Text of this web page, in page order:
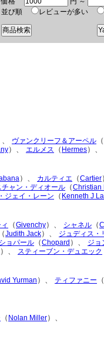
並び順
レビューが多い
ヴァンクリーフ＆アーペル （
）、 エルメス （ Hermes）、
）、 カルティエ （Cartier
チャン・ディオール （Christian
ジェイ・レーン （ Kenneth J
（Givenchy）、 シャネル （
（Judith Jack）、 ジュディス・
ショパール （Chopard ）、 ジョ
）、 スティーブン・デュエック
Yurman ）、 ティファニー （
（ Nolan Miller）、